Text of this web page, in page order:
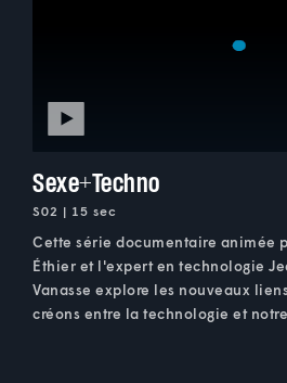
Sexe+Techno
S02 | 15 sec
Cette série documentaire animée
Éthier et l'expert en technologie
Vanasse explore les nouveaux
créons entre la technologie et